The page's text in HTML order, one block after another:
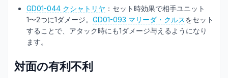
GD01-044 クシャトリヤ ：セット時効果で相手ユニット
1〜2つに1ダメージ。 GD01-093 マリーダ・クルスをセット
することで、アタック時にも1ダメージ与えるようになり
ます。
対面の有利不利